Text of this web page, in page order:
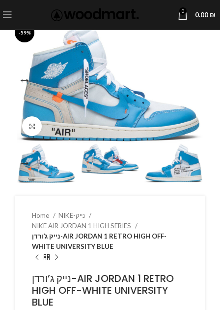
0 0.00 ₪
-59%
Click to enlarge
Home
NIKE AIR JORDAN 1 HIGH SERIES
נייק ג’ורדן-AIR JORDAN 1 RETRO HIGH OFF-
WHITE UNIVERSITY BLUE
נייק ג’ורדן-AIR JORDAN 1 RETRO
HIGH OFF-WHITE UNIVERSITY
BLUE